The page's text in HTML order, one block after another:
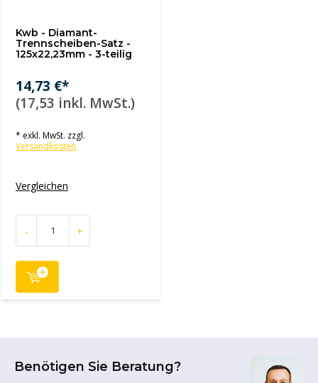
Kwb - Diamant-
Trennscheiben-Satz -
125x22,23mm - 3-teilig
14,73 €*
(17,53 inkl. MwSt.)
* exkl. MwSt. zzgl.
Versandkosten
Vergleichen
- +
Benötigen Sie Beratung?